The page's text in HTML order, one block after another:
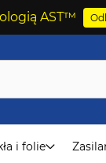
AST™
i folie